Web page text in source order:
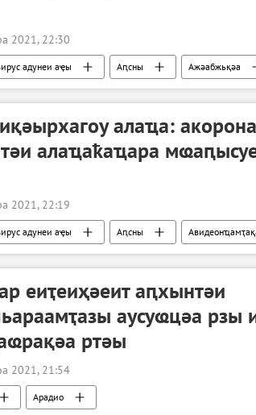
2021, 22:30
адунеи аҿы Аԥсны Ажәабжьқәа
алаҵа:
алаҵаҟаҵара
2021, 22:19
адунеи аҿы Аԥсны
еиҭеиҳәеит аԥхынтәи
аусуҩцәа рзы
ртәы
2021, 21:54
Арадио